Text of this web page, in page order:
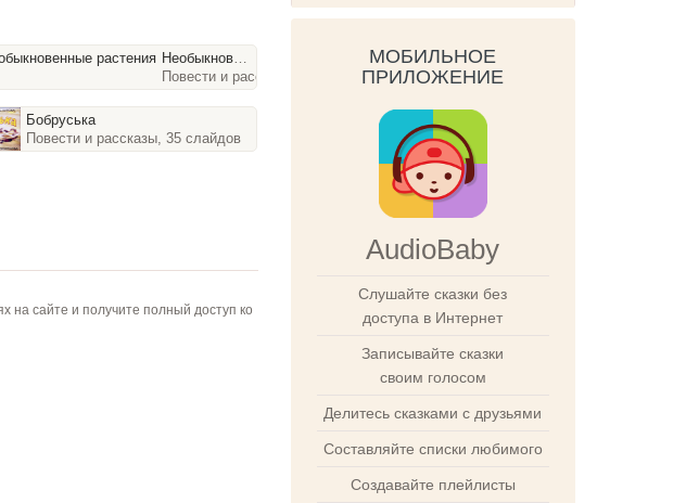
Необыкновенные растения
Повести и рассказы, 49 слайдов
Бобруська
Повести и рассказы, 35 слайдов
на сайте и получите полный доступ ко
МОБИЛЬНОЕ
ПРИЛОЖЕНИЕ
AudioBaby
Слушайте сказки без
доступа в Интернет
Записывайте сказки
своим голосом
Делитесь сказками с друзьями
Составляйте списки любимого
Создавайте плейлисты